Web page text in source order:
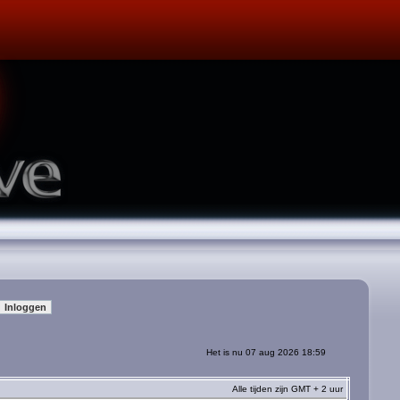
Het is nu 07 aug 2026 18:59
Alle tijden zijn GMT + 2 uur